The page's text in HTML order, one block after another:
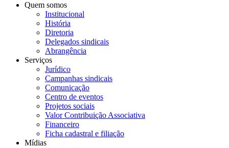
Quem somos
Institucional
História
Diretoria
Delegados sindicais
Abrangência
Serviços
Jurídico
Campanhas sindicais
Comunicação
Centro de eventos
Projetos sociais
Valor Contribuição Associativa
Financeiro
Ficha cadastral e filiação
Mídias